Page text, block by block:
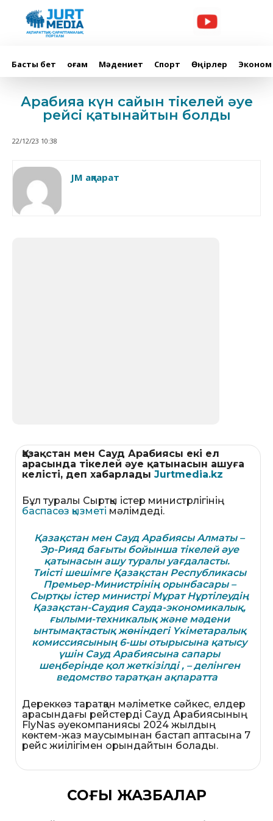
Басты бет Қоғам Мәдениет Спорт Өңірлер
Арабияға күн сайын тікелей әуе
рейсі қатынайтын болды
22/12/23 10:38
JM ақпарат
Қазақстан мен Сауд Арабиясы екі ел
арасында тікелей әуе қатынасын ашуға
келісті, деп хабарлады Jurtmedia.kz
Бұл туралы Сыртқы істер министрлігінің
баспасөз қызметі мәлімдеді.
Қазақстан мен Сауд Арабиясы Алматы –
Эр-Рияд бағыты бойынша тікелей әуе
қатынасын ашу туралы уағдаласты.
Тиісті шешімге Қазақстан Республикасы
Премьер-Министрінің орынбасары –
Сыртқы істер министрі Мұрат Нұртілеудің
Қазақстан-Саудия Сауда-экономикалық,
ғылыми-техникалық және мәдени
ынтымақтастық жөніндегі Үкіметаралық
комиссиясының 6-шы отырысына қатысу
үшін Сауд Арабиясына сапары
шеңберінде қол жеткізілді , – делінген
ведомство таратқан ақпаратта
Дереккөз таратқан мәліметке сәйкес, елдер
арасындағы рейстерді Сауд Арабиясының
FlyNas әуекомпаниясы 2024 жылдың
көктем-жаз маусымынан бастап аптасына 7
рейс жиілігімен орындайтын болады.
СОҢҒЫ ЖАЗБАЛАР